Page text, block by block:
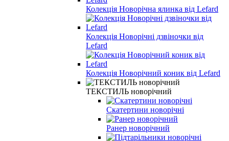
Колекція Новорічна ялинка від Lefard
Колекція Новорічні дзвіночки від
Lefard
Колекція Новорічний коник від Lefard
ТЕКСТИЛЬ новорічний
Скатертини новорічні
Ранер новорічний